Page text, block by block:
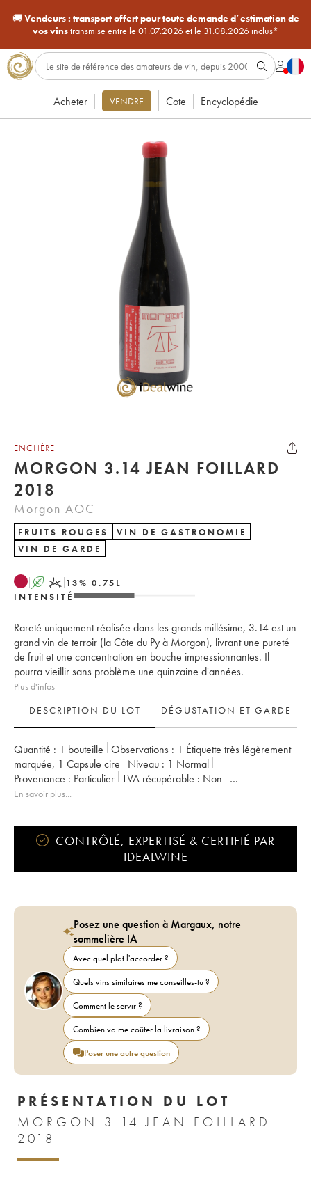
🚚Vendeurs : transport offert pour toute demande d’estimation de
vos vinstransmise entre le 01.07.2026 et le 31.08.2026 inclus*
Acheter VENDRE Cote Encyclopédie
ENCHÈRE
MORGON 3.14 JEAN FOILLARD
2018
Morgon AOC
FRUITS ROUGES
VIN DE GASTRONOMIE
VIN DE GARDE
A K 13% 0.75 L
INTENSITÉ
Rareté uniquement réalisée dans les grands millésime, 3.14 est un
grand vin de terroir (la Côte du Py à Morgon), livrant une pureté
de fruit et une concentration en bouche impressionnantes. Il
pourra vieillir sans problème une quinzaine d'années.
Plus d'infos
DESCRIPTION DU LOT
DÉGUSTATION ET GARDE
Quantité : 1 bouteille Observations : 1 Étiquette très légèrement
marquée, 1 Capsule cire Niveau : 1 Normal
Provenance : particulier TVA récupérable :
non
Région :
Beaujolais
En savoir plus...
CONTRÔLÉ, EXPERTISÉ & CERTIFIÉ PAR
IDEALWINE
Posez une question à Margaux, notre
sommelière IA
Avec quel plat l'accorder ?
Quels vins similaires me conseilles-tu ?
Comment le servir ?
Combien va me coûter la livraison ?
Poser une autre question
PRÉSENTATION DU LOT
MORGON 3.14 JEAN FOILLARD
2018